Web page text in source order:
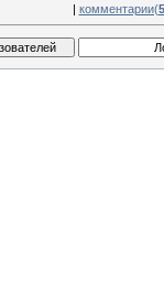
| комментарии(